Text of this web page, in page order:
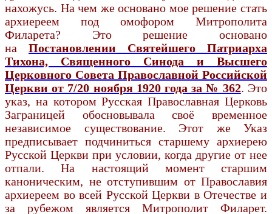
нахожусь. На чем же основано мое решение стать
архиереем под омофором Митрополита
Филарета? Это решение основано
на Постановлении Святейшего Патриарха
Тихона, Священного Синода и Высшего
Церковного Совета Православной Российской
Церкви от 7/20 ноября 1920 года за № 362. Это
указ, на котором Русская Православная Церковь
Заграницей обосновывала своё временное
независимое существование. Этот же Указ
предписывает подчиниться старшему архиерею
Русской Церкви при условии, когда другие от нее
отпали. На настоящий момент старшим
каноническим, не отступившим от Православия
архиереем во всей Русской Церкви в Отечестве и
за рубежом является Митрополит Филарет.